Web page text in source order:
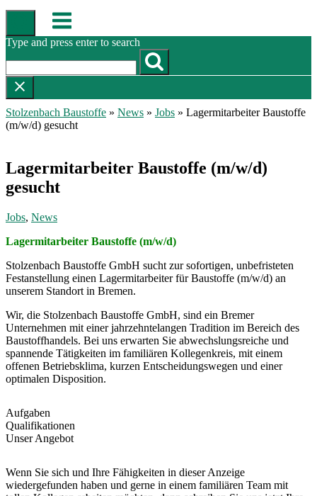
Skip
content
Menu
Type and press enter to search
Stolzenbach Baustoffe » News » Jobs » Lagermitarbeiter Baustoffe
(m/w/d) gesucht
Lagermitarbeiter Baustoffe (m/w/d)
gesucht
Jobs, News
Lagermitarbeiter Baustoffe (m/w/d)
Stolzenbach Baustoffe GmbH sucht zur sofortigen, unbefristeten
Festanstellung einen Lagermitarbeiter für Baustoffe (m/w/d) an
unserem Standort in Bremen.
Wir, die Stolzenbach Baustoffe GmbH, sind ein Bremer
Unternehmen mit einer jahrzehntelangen Tradition im Bereich des
Baustoffhandels. Bei uns erwarten Sie abwechslungsreiche und
spannende Tätigkeiten im familiären Kollegenkreis, mit einem
offenen Betriebsklima, kurzen Entscheidungswegen und einer
optimalen Disposition.
Aufgaben
Qualifikationen
Unser Angebot
Wenn Sie sich und Ihre Fähigkeiten in dieser Anzeige
wiedergefunden haben und gerne in einem familiären Team mit